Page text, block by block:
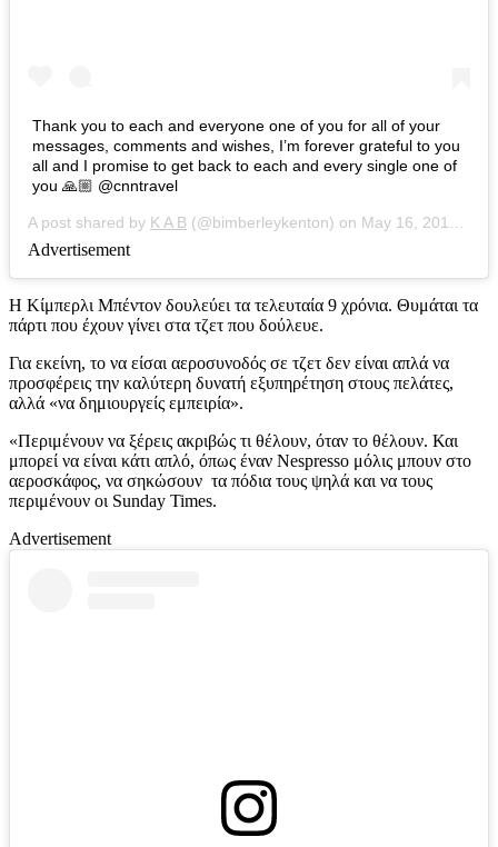
Thank you to each and everyone one of you for all of your
messages, comments and wishes, I’m forever grateful to you
all and I promise to get back to each and every single one of
you 🙏🏼 @cnntravel
A post shared by K A B (@bimberleykenton) on May 16, 2019 at 12:34am PDT
Advertisement
Η Κίμπερλι Μπέντον δουλεύει τα τελευταία 9 χρόνια. Θυμάται τα
πάρτι που έχουν γίνει στα τζετ που δούλευε.
Για εκείνη, το να είσαι αεροσυνοδός σε τζετ δεν είναι απλά να
προσφέρεις την καλύτερη δυνατή εξυπηρέτηση στους πελάτες,
αλλά «να δημιουργείς εμπειρία».
«Περιμένουν να ξέρεις ακριβώς τι θέλουν, όταν το θέλουν. Και
μπορεί να είναι κάτι απλό, όπως έναν Nespresso μόλις μπουν στο
αεροσκάφος, να σηκώσουν τα πόδια τους ψηλά και να τους
περιμένουν οι Sunday Times.
Advertisement